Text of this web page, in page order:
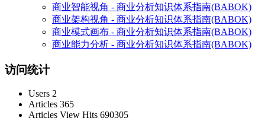
商业智能视角 - 商业分析知识体系指南(BABOK)
商业架构视角 - 商业分析知识体系指南(BABOK)
商业模式画布 - 商业分析知识体系指南(BABOK)
商业能力分析 - 商业分析知识体系指南(BABOK)
访问统计
Users 2
Articles 365
Articles View Hits 690305